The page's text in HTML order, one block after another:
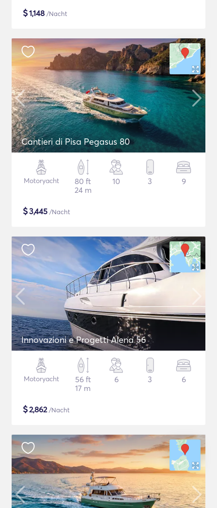
$1,148 /Nacht
Cantieri di Pisa Pegasus 80
Motoryacht
80 ft
24 m
10 3 9
$3,445 /Nacht
Innovazioni e Progetti Alena 56
Motoryacht
56 ft
17 m
6 3 6
$2,862/Nacht